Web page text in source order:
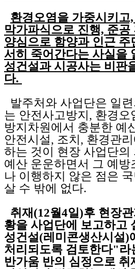
환경오염을 가중시키
막가파식으로 진행, 준
양심으로 함양과 인근
서히 죽어간다는 사실을
성건설과 시공사는 비판
다.
발주처와 사업단은 일
는 안전사고방지, 환경
방지차원에서 충분한 예
안전시설, 조치, 환경관
하는 것이 현장 사업단
예산 운운하면서 그 예
나 이행하지 않은 점은
살 수 밖에 없다.
취재(12월4일)후 현장
황을 사업단에 보고하고
성건설(레미콘생산시설)
처리되도록 검토한다"라
반가움 반의 심정으로